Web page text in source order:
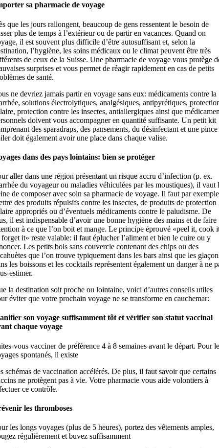
sa pharmacie de voyage
que les jours rallongent, beaucoup de gens ressentent le besoin de
plus de temps à l’extérieur ou de partir en vacances. Quand on
il est souvent plus difficile d’être autosuffisant et, selon la
l’hygiène, les soins médicaux ou le climat peuvent être très
de ceux de la Suisse. Une pharmacie de voyage vous protège
surprises et vous permet de réagir rapidement en cas de petits
de santé.
ne devriez jamais partir en voyage sans eux: médicaments contre la
solutions électrolytiques, analgésiques, antipyrétiques,
protection contre les insectes, antiallergiques ainsi que
doivent vous accompagner en quantité suffisante. Un petit kit
des sparadraps, des pansements, du désinfectant et une pince
doit également avoir une place dans chaque valise.
dans des pays lointains: bien se protéger
aller dans une région présentant un risque accru d’infection (p. ex.
du voyageur ou maladies véhiculées par les moustiques), il vaut
de composer avec soin sa pharmacie de voyage. Il faut par
des produits répulsifs contre les insectes, de produits de protection
appropriés ou d’éventuels médicaments contre le paludisme. De
il est indispensable d’avoir une bonne hygiène des mains et de faire
à ce que l’on boit et mange. Le principe éprouvé «peel it, cook
it» reste valable: il faut éplucher l’aliment et bien le cuire ou y
Les petits bols sans couvercle contenant des chips ou des
que l’on trouve typiquement dans les bars ainsi que les
les boissons et les cocktails représentent également un danger à ne
estimer.
la destination soit proche ou lointaine, voici d’autres conseils utiles
éviter que votre prochain voyage ne se transforme en cauchemar:
son voyage suffisamment tôt et vérifier son statut vaccinal
chaque voyage
vous vacciner de préférence 4 à 8 semaines avant le départ. Pour
spontanés, il existe
schémas de vaccination accélérés. De plus, il faut savoir que certains
ne protègent pas à vie. Votre pharmacie vous aide volontiers à
ce contrôle.
les thromboses
les longs voyages (plus de 5 heures), portez des vêtements amples,
régulièrement et buvez suffisamment